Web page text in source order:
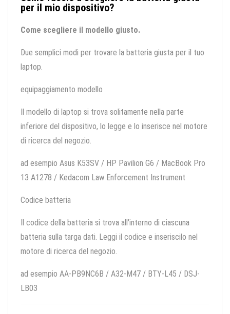
per il mio dispositivo?
Come scegliere il modello giusto.
Due semplici modi per trovare la batteria giusta per il tuo
laptop.
equipaggiamento modello
Il modello di laptop si trova solitamente nella parte
inferiore del dispositivo, lo legge e lo inserisce nel motore
di ricerca del negozio.
ad esempio Asus K53SV / HP Pavilion G6 / MacBook Pro
13 A1278 / Kedacom Law Enforcement Instrument
Codice batteria
Il codice della batteria si trova all'interno di ciascuna
batteria sulla targa dati. Leggi il codice e inseriscilo nel
motore di ricerca del negozio.
ad esempio AA-PB9NC6B / A32-M47 / BTY-L45 / DSJ-
LB03